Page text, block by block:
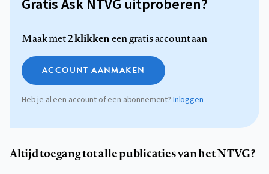
Gratis Ask NTVG uitproberen?
Maak met2 klikkeneen gratis account aan
ACCOUNT AANMAKEN
Heb je al een account of een abonnement? Inloggen
Altijd toegang tot alle publicaties van het NTVG?